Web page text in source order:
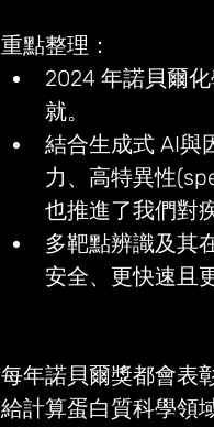
重點整理：
2024 年諾貝爾
就。
結合生成式 AI與
力、高特異性
也推進了我們對
多靶點辨識及其
安全、更快速且
每年諾貝爾獎都會表
給計算蛋白質科學領